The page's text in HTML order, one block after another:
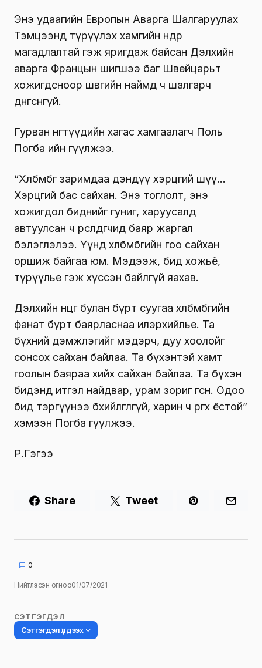
Энэ удаагийн Европын Аварга Шалгаруулах
Тэмцээнд түрүүлэх хамгийн өндөр
магадлалтай гэж яригдаж байсан Дэлхийн
аварга Францын шигшээ баг Швейцарьт
хожигдсноор шөвгийн наймд ч шалгарч
дөнгөсөнгүй.
Гурван өнгөтүүдийн хагас хамгаалагч Поль
Погба ийн өгүүлжээ.
“Хөлбөмбөг заримдаа дэндүү хэрцгий шүү…
Хэрцгий бас сайхан. Энэ тоглолт, энэ
хожигдол биднийг гуниг, харуусалд
автуулсан ч өрсөлдөгчид баяр жаргал
бэлэглэлээ. Үүнд хөлбөмбөгийн гоо сайхан
оршиж байгаа юм. Мэдээж, бид хожьё,
түрүүлье гэж хүссэн байлгүй яахав.
Дэлхийн өнцөг булан бүрт суугаа хөлбөмбөгийн
фанат бүрт баярласнаа илэрхийлье. Та
бүхний дэмжлэгийг мэдэрч, дуу хоолойг
сонсох сайхан байлаа. Та бүхэнтэй хамт
гоолын баяраа хийх сайхан байлаа. Та бүхэн
бидэнд итгэл найдвар, урам зориг өгсөн. Одоо
бид тэргүүнээ бөхийлгөлгүй, харин ч өргөх ёстой”
хэмээн Погба өгүүлжээ.
Р.Гэгээ
Share Tweet
0
Нийтлэсэн огноо01/07/2021
СЭТГЭГДЭЛ
Сэтгэгдэл үлдээх